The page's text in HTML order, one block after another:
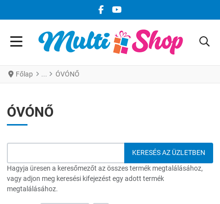
FACEBOOK KÖZÖSSÉGI LINK
YOUTUBE KÖZÖSSÉGI LINK
Főlap ÓVÓNŐ
ÓVÓNŐ
Hagyja üresen a keresőmezőt az összes termék megtalálásához,
vagy adjon meg keresési kifejezést egy adott termék
megtalálásához.